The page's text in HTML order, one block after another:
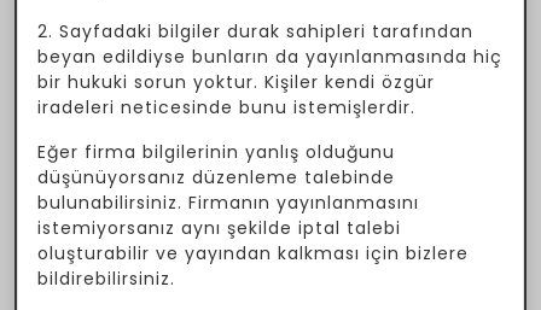
2. Sayfadaki bilgiler durak sahipleri tarafından
beyan edildiyse bunların da yayınlanmasında hiç
bir hukuki sorun yoktur. Kişiler kendi özgür
iradeleri neticesinde bunu istemişlerdir.
Eğer firma bilgilerinin yanlış olduğunu
düşünüyorsanız düzenleme talebinde
bulunabilirsiniz. Firmanın yayınlanmasını
istemiyorsanız aynı şekilde iptal talebi
oluşturabilir ve yayından kalkması için bizlere
bildirebilirsiniz.